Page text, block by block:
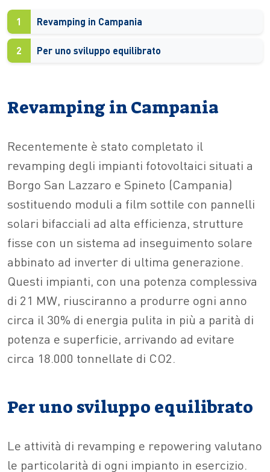
1 Revamping in Campania
2 Per uno sviluppo equilibrato
Revamping in Campania
Recentemente è stato completato il
revamping degli impianti fotovoltaici situati a
Borgo San Lazzaro e Spineto (Campania)
sostituendo moduli a film sottile con pannelli
solari bifacciali ad alta efficienza, strutture
fisse con un sistema ad inseguimento solare
abbinato ad inverter di ultima generazione.
Questi impianti, con una potenza complessiva
di 21 MW, riusciranno a produrre ogni anno
circa il 30% di energia pulita in più a parità di
potenza e superficie, arrivando ad evitare
circa 18.000 tonnellate di CO2.
Per uno sviluppo equilibrato
Le attività di revamping e repowering valutano
le particolarità di ogni impianto in esercizio.